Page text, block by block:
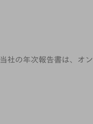
当社の年次報告書は、オ